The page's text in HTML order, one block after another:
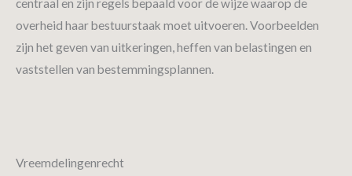
centraal en zijn regels bepaald voor de wijze waarop de
overheid haar bestuurstaak moet uitvoeren. Voorbeelden
zijn het geven van uitkeringen, heffen van belastingen en
vaststellen van bestemmingsplannen.
Vreemdelingen­recht